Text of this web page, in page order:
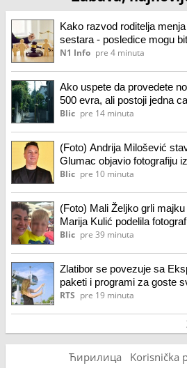
Kako razvod roditelja
sestara - posledice mogu
N1 Info pre 4 minuta
Ako uspete da provedete
500 evra, ali postoji jedna
uspeju da dočekaju jutro
Blic pre 14 minuta
(Foto) Andrija Milošević
Glumac objavio fotografiju
spreman za novu
Blic pre 10 minuta
(Foto) Mali Željko grli
Marija Kulić podelila
jedan detalj svi komentarišu
Blic pre 39 minuta
Zlatibor se povezuje sa
paketi i programi za goste
RTS pre 19 minuta
Ћирилица Korisnička